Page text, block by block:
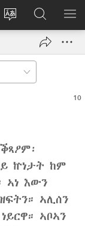
ቋንቋ
እቶ
(opens
ኣብ
JW.ORG
ድለ
ኵነታት ከም
ኣነ እውን
ኣሊሰን
ኣቦኣን